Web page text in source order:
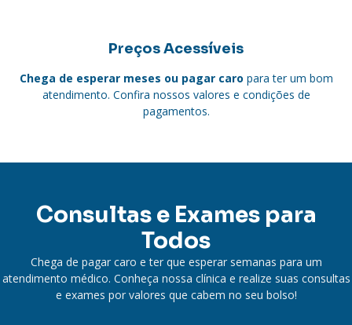
Preços Acessíveis
Chega de esperar meses ou pagar caro para ter um bom
atendimento. Confira nossos valores e condições de
pagamentos.
Consultas e Exames para
Todos
Chega de pagar caro e ter que esperar semanas para um
atendimento médico. Conheça nossa clínica e realize suas consultas
e exames por valores que cabem no seu bolso!